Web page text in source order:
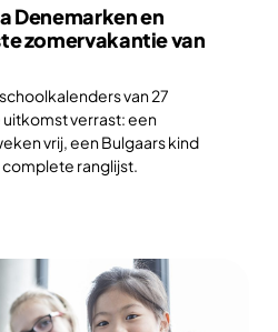
Denemarken en
zomervakantie van
van 27
uitkomst verrast: een
vrij, een Bulgaars kind
complete ranglijst.